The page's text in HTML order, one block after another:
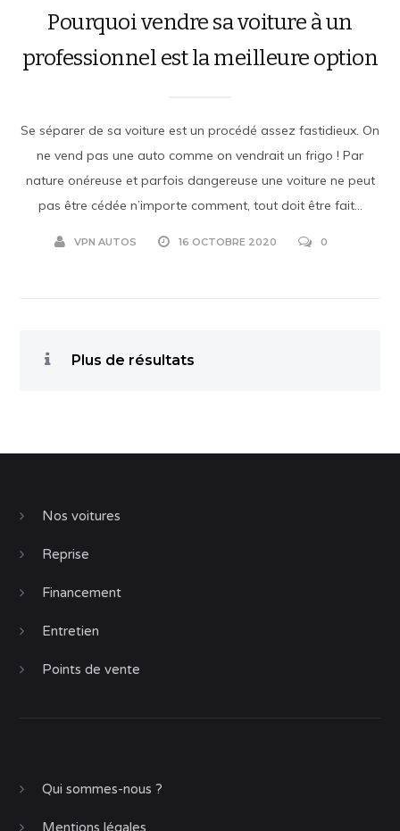
Pourquoi vendre sa voiture à un
professionnel est la meilleure option
Se séparer de sa voiture est un procédé assez fastidieux. On
ne vend pas une auto comme on vendrait un frigo ! Par
nature onéreuse et parfois dangereuse une voiture ne peut
pas être cédée n’importe comment, tout doit être fait...
VPN AUTOS 16 OCTOBRE 2020 0
Plus de résultats
Nos voitures
Reprise
Financement
Entretien
Points de vente
Qui sommes-nous ?
Mentions légales